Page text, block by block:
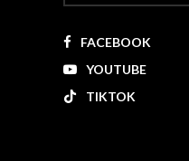
FACEBOOK
YOUTUBE
TIKTOK